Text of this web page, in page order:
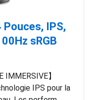
Pouces, IPS,
sRGB
IMMERSIVE】
IPS pour la